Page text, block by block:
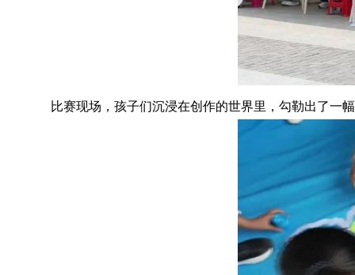
比赛现场，孩子们沉浸在创作的世界里，勾勒出了一